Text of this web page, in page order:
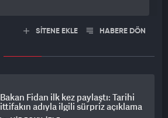
SİTENE EKLE HABERE DÖN
Bakan Fidan ilk kez paylaştı: Tarihi
ittifakın adıyla ilgili sürpriz açıklama